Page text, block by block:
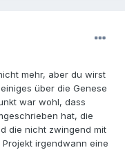
mehr, aber du wirst
über die Genese
war wohl, dass
hat, die
die nicht zwingend mit
irgendwann eine